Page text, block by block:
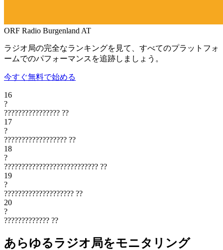
ORF Radio Burgenland AT
ラジオ局の完全なランキングを見て、すべてのプラットフォ
ームでのパフォーマンスを追跡しましょう。
今すぐ無料で始める
16
?
???????????????? ??
17
?
?????????????????? ??
18
?
??????????????????????????? ??
19
?
???????????????????? ??
20
?
????????????? ??
あらゆるラジオ局をモニタリング